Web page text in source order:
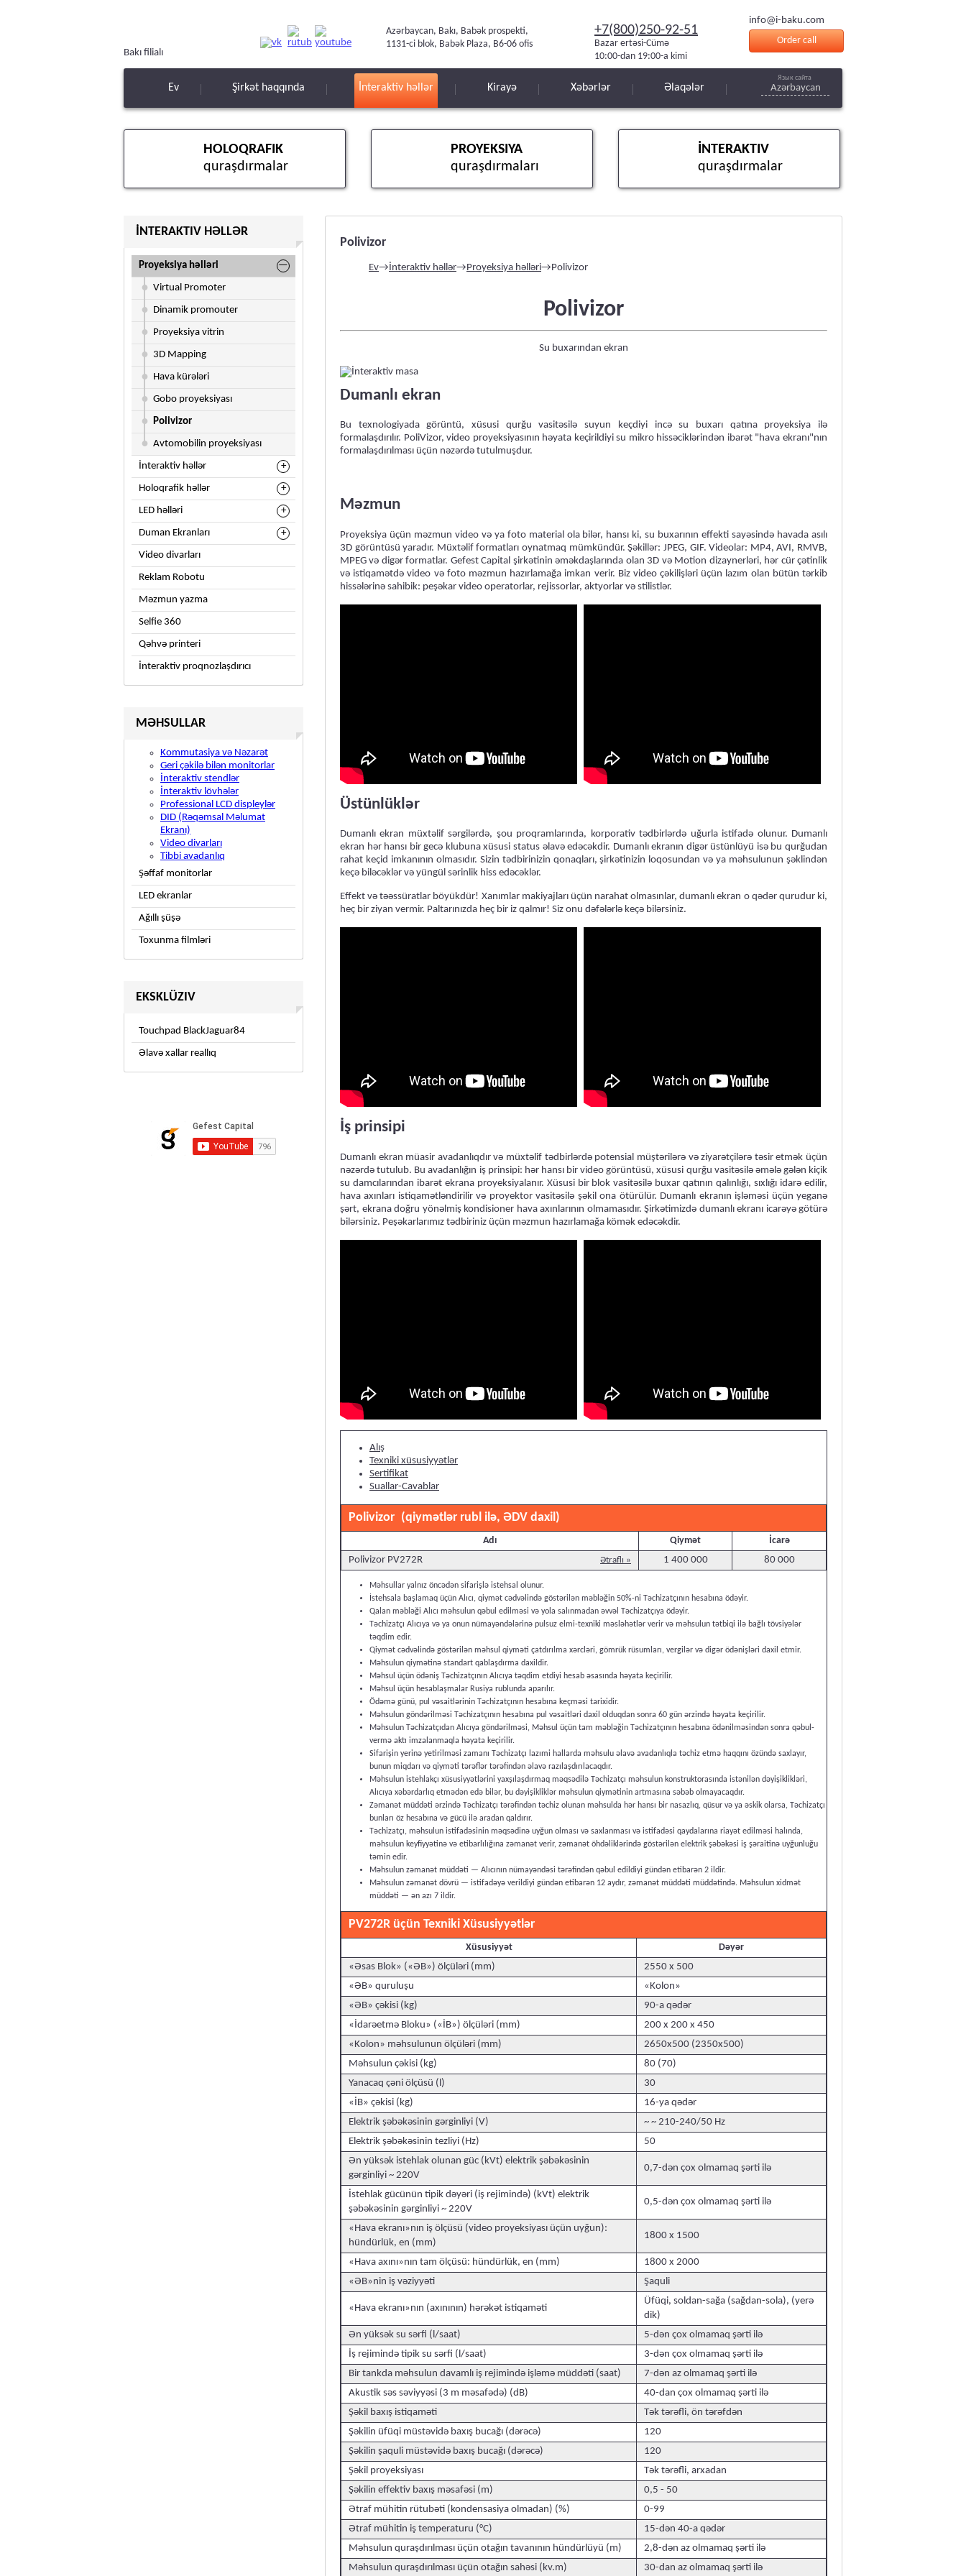
Bakı filialı
Azərbaycan, Bakı, Babək prospekti,
1131-ci blok, Babək Plaza, B6-06 ofis
+7(800)250-92-51
Bazar ertəsi-Cümə
10:00-dan 19:00-a kimi
info@i-baku.com
Order call
Ev Şirkət haqqında İnteraktiv həllər Kirayə Xəbərlər Əlaqələr
Язык сайта
Azərbaycan
HOLOQRAFIK
quraşdırmalar
PROYEKSIYA
quraşdırmaları
İNTERAKTIV
quraşdırmalar
İNTERAKTIV HƏLLƏR
Proyeksiya həlləri
Virtual Promoter
Dinamik promouter
Proyeksiya vitrin
3D Mapping
Hava kürələri
Gobo proyeksiyası
Polivizor
Avtomobilin proyeksiyası
İnteraktiv həllər
Holoqrafik həllər
LED həlləri
Duman Ekranları
Video divarları
Reklam Robotu
Məzmun yazma
Selfie 360
Qəhvə printeri
İnteraktiv proqnozlaşdırıcı
MƏHSULLAR
Kommutasiya və Nəzarət
Geri çəkilə bilən monitorlar
İnteraktiv stendlər
İnteraktiv lövhələr
Professional LCD displeylər
DID (Rəqəmsal Məlumat
Ekranı)
Video divarları
Tibbi avadanlıq
Şəffaf monitorlar
LED ekranlar
Ağıllı şüşə
Toxunma filmləri
EKSKLÜZIV
Touchpad BlackJaguar84
Əlavə xallar reallıq
Polivizor
Ev→İnteraktiv həllər→Proyeksiya həlləri→Polivizor
Polivizor
Su buxarından ekran
Dumanlı ekran
Bu texnologiyada görüntü, xüsusi qurğu vasitəsilə suyun keçdiyi incə su buxarı qatına proyeksiya ilə
formalaşdırılır. PoliVizor, video proyeksiyasının həyata keçirildiyi su mikro hissəciklərindən ibarət "hava ekranı"nın
formalaşdırılması üçün nəzərdə tutulmuşdur.
Məzmun
Proyeksiya üçün məzmun video və ya foto material ola bilər, hansı ki, su buxarının effekti sayəsində havada asılı
3D görüntüsü yaradır. Müxtəlif formatları oynatmaq mümkündür. Şəkillər: JPEG, GIF. Videolar: MP4, AVI, RMVB,
MPEG və digər formatlar. Gefest Capital şirkətinin əməkdaşlarında olan 3D və Motion dizaynerləri, hər cür çətinlik
və istiqamətdə video və foto məzmun hazırlamağa imkan verir. Biz video çəkilişləri üçün lazım olan bütün tərkib
hissələrinə sahibik: peşəkar video operatorlar, rejissorlar, aktyorlar və stilistlər.
Üstünlüklər
Dumanlı ekran müxtəlif sərgilərdə, şou proqramlarında, korporativ tədbirlərdə uğurla istifadə olunur. Dumanlı
ekran hər hansı bir gecə klubuna xüsusi status əlavə edəcəkdir. Dumanlı ekranın digər üstünlüyü isə bu qurğudan
rahat keçid imkanının olmasıdır. Sizin tədbirinizin qonaqları, şirkətinizin loqosundan və ya məhsulunun şəklindən
keçə biləcəklər və yüngül sərinlik hiss edəcəklər.
Effekt və təəssüratlar böyükdür! Xanımlar makiyajları üçün narahat olmasınlar, dumanlı ekran o qədər qurudur ki,
heç bir ziyan vermir. Paltarınızda heç bir iz qalmır! Siz onu dəfələrlə keçə bilərsiniz.
İş prinsipi
Dumanlı ekran müasir avadanlıqdır və müxtəlif tədbirlərdə potensial müştərilərə və ziyarətçilərə təsir etmək üçün
nəzərdə tutulub. Bu avadanlığın iş prinsipi: hər hansı bir video görüntüsü, xüsusi qurğu vasitəsilə əmələ gələn kiçik
su damcılarından ibarət ekrana proyeksiyalanır. Xüsusi bir blok vasitəsilə buxar qatının qalınlığı, sıxlığı idarə edilir,
hava axınları istiqamətləndirilir və proyektor vasitəsilə şəkil ona ötürülür. Dumanlı ekranın işləməsi üçün yeganə
şərt, ekrana doğru yönəlmiş kondisioner hava axınlarının olmamasıdır. Şirkətimizdə dumanlı ekranı icarəyə götürə
bilərsiniz. Peşəkarlarımız tədbiriniz üçün məzmun hazırlamağa kömək edəcəkdir.
Alış
Texniki xüsusiyyətlər
Sertifikat
Suallar-Cavablar
Polivizor (qiymətlər rubl ilə, ƏDV daxil)
Adı Qiymət
İcarə
Polivizor PV272R
Ətraflı » 1 400 000 80 000
Məhsullar yalnız öncədən sifarişlə istehsal olunur.
İstehsala başlamaq üçün Alıcı, qiymət cədvəlində göstərilən məbləğin 50%-ni Təchizatçının hesabına ödəyir.
Qalan məbləği Alıcı məhsulun qəbul edilməsi və yola salınmadan əvvəl Təchizatçıya ödəyir.
Təchizatçı Alıcıya və ya onun nümayəndələrinə pulsuz elmi-texniki məsləhətlər verir və məhsulun tətbiqi ilə bağlı tövsiyələr
təqdim edir.
Qiymət cədvəlində göstərilən məhsul qiyməti çatdırılma xərcləri, gömrük rüsumları, vergilər və digər ödənişləri daxil etmir.
Məhsulun qiymətinə standart qablaşdırma daxildir.
Məhsul üçün ödəniş Təchizatçının Alıcıya təqdim etdiyi hesab əsasında həyata keçirilir.
Məhsul üçün hesablaşmalar Rusiya rublunda aparılır.
Ödəmə günü, pul vəsaitlərinin Təchizatçının hesabına keçməsi tarixidir.
Məhsulun göndərilməsi Təchizatçının hesabına pul vəsaitləri daxil olduqdan sonra 60 gün ərzində həyata keçirilir.
Məhsulun Təchizatçıdan Alıcıya göndərilməsi, Məhsul üçün tam məbləğin Təchizatçının hesabına ödənilməsindən sonra qəbul-
vermə aktı imzalanmaqla həyata keçirilir.
Sifarişin yerinə yetirilməsi zamanı Təchizatçı lazımi hallarda məhsulu əlavə avadanlıqla təchiz etmə haqqını özündə saxlayır,
bunun miqdarı və qiyməti tərəflər tərəfindən əlavə razılaşdırılacaqdır.
Məhsulun istehlakçı xüsusiyyətlərini yaxşılaşdırmaq məqsədilə Təchizatçı məhsulun konstruktorasında istənilən dəyişiklikləri,
Alıcıya xəbərdarlıq etmədən edə bilər, bu dəyişikliklər məhsulun qiymətinin artmasına səbəb olmayacaqdır.
Zəmanət müddəti ərzində Təchizatçı tərəfindən təchiz olunan məhsulda hər hansı bir nasazlıq, qüsur və ya əskik olarsa, Təchizatçı
bunları öz hesabına və gücü ilə aradan qaldırır.
Təchizatçı, məhsulun istifadəsinin məqsədinə uyğun olması və saxlanması və istifadəsi qaydalarına riayət edilməsi halında,
məhsulun keyfiyyətinə və etibarlılığına zəmanət verir, zəmanət öhdəliklərində göstərilən elektrik şəbəkəsi iş şəraitinə uyğunluğu
təmin edir.
Məhsulun zəmanət müddəti — Alıcının nümayəndəsi tərəfindən qəbul edildiyi gündən etibarən 2 ildir.
Məhsulun zəmanət dövrü — istifadəyə verildiyi gündən etibarən 12 aydır, zəmanət müddəti müddətində. Məhsulun xidmət
müddəti — ən azı 7 ildir.
PV272R üçün Texniki Xüsusiyyətlər
Xüsusiyyət
Dəyər
«Əsas Blok» («ƏB») ölçüləri (mm)
2550 x 500
«ƏB» quruluşu
«Kolon»
«ƏB» çəkisi (kg)
90-a qədər
«İdarəetmə Bloku» («İB») ölçüləri (mm)
200 x 200 x 450
«Kolon» məhsulunun ölçüləri (mm)
2650x500 (2350x500)
Məhsulun çəkisi (kg)
80 (70)
Yanacaq çəni ölçüsü (l)
30
«İB» çəkisi (kg)
16-ya qədər
Elektrik şəbəkəsinin gərginliyi (V)
~ ~ 210-240/50 Hz
Elektrik şəbəkəsinin tezliyi (Hz)
50
Ən yüksək istehlak olunan güc (kVt) elektrik şəbəkəsinin
gərginliyi ~ 220V
0,7-dən çox olmamaq şərti ilə
İstehlak gücünün tipik dəyəri (iş rejimində) (kVt) elektrik
şəbəkəsinin gərginliyi ~ 220V
0,5-dən çox olmamaq şərti ilə
«Hava ekranı»nın iş ölçüsü (video proyeksiyası üçün uyğun):
hündürlük, en (mm)
1800 x 1500
«Hava axını»nın tam ölçüsü: hündürlük, en (mm)
1800 x 2000
«ƏB»nin iş vəziyyəti
Şaquli
«Hava ekranı»nın (axınının) hərəkət istiqaməti
Üfüqi, soldan-sağa (sağdan-sola), (yerə
dik)
Ən yüksək su sərfi (l/saat)
5-dən çox olmamaq şərti ilə
İş rejimində tipik su sərfi (l/saat)
3-dən çox olmamaq şərti ilə
Bir tankda məhsulun davamlı iş rejimində işləmə müddəti (saat)
7-dən az olmamaq şərti ilə
Akustik səs səviyyəsi (3 m məsafədə) (dB)
40-dan çox olmamaq şərti ilə
Şəkil baxış istiqaməti
Tək tərəfli, ön tərəfdən
Şəkilin üfüqi müstəvidə baxış bucağı (dərəcə)
120
Şəkilin şaquli müstəvidə baxış bucağı (dərəcə)
120
Şəkil proyeksiyası
Tək tərəfli, arxadan
Şəkilin effektiv baxış məsafəsi (m)
0,5 - 50
Ətraf mühitin rütubəti (kondensasiya olmadan) (%)
0-99
Ətraf mühitin iş temperaturu (°C)
15-dən 40-a qədər
Məhsulun quraşdırılması üçün otağın tavanının hündürlüyü (m)
2,8-dən az olmamaq şərti ilə
Məhsulun quraşdırılması üçün otağın sahəsi (kv.m)
30-dan az olmamaq şərti ilə